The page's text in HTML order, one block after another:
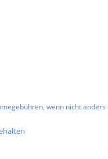
wenn nicht anders